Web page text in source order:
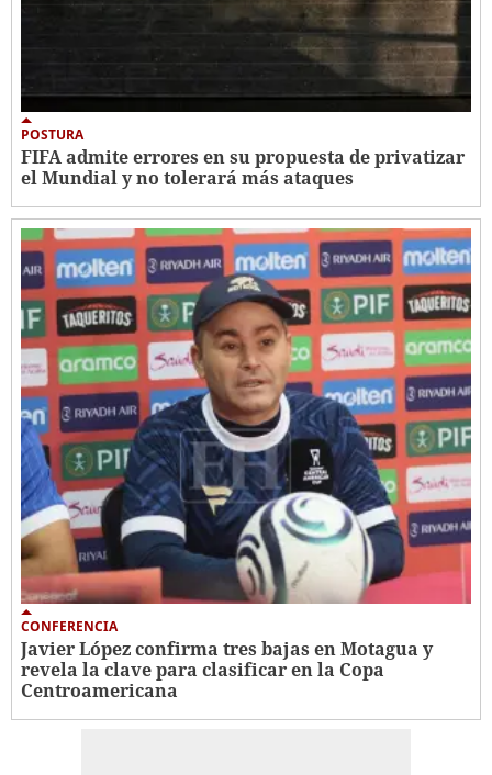
POSTURA
FIFA admite errores en su propuesta de privatizar
el Mundial y no tolerará más ataques
CONFERENCIA
Javier López confirma tres bajas en Motagua y
revela la clave para clasificar en la Copa
Centroamericana